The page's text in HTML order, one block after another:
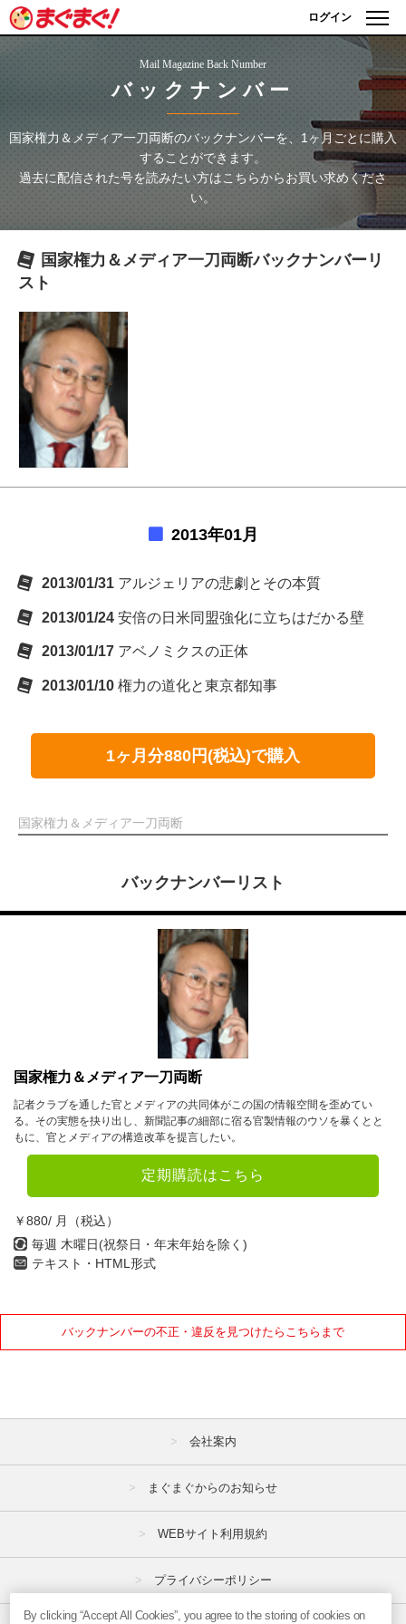
ログイン
Mail Magazine Back Number
バックナンバー
国家権力＆メディア一刀両断のバックナンバーを、1ヶ月ごとに購入
することができます。
過去に配信された号を読みたい方はこちらからお買い求めくださ
い。
国家権力＆メディア一刀両断バックナンバーリ
スト
2013年01月
2013/01/31 アルジェリアの悲劇とその本質
2013/01/24 安倍の日米同盟強化に立ちはだかる壁
2013/01/17 アベノミクスの正体
2013/01/10 権力の道化と東京都知事
1ヶ月分880円(税込)で購入
国家権力＆メディア一刀両断
バックナンバーリスト
国家権力＆メディア一刀両断
記者クラブを通した官とメディアの共同体がこの国の情報空間を歪めてい
る。その実態を抉り出し、新聞記事の細部に宿る官製情報のウソを暴くとと
もに、官とメディアの構造改革を提言したい。
定期購読はこちら
￥880/ 月（税込）
毎週 木曜日(祝祭日・年末年始を除く)
テキスト・HTML形式
バックナンバーの不正・違反を見つけたらこちらまで
会社案内
まぐまぐからのお知らせ
WEBサイト利用規約
プライバシーポリシー
By clicking “Accept All Cookies”, you agree to the storing of cookies on